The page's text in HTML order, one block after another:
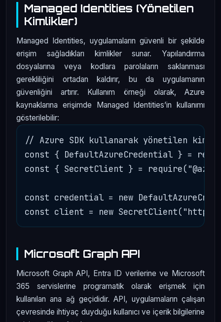
Managed Identities (Yönetilen
Kimlikler)
Managed Identities, uygulamaların güvenli bir şekilde
erişim sağladıkları kimlikler sunar. Yapılandırma
dosyalarına veya kodlara parolaların saklanması
gerekliliğini ortadan kaldırır, bu da uygulamanın
güvenliğini artırır. Kullanım örneği olarak, Azure
kaynaklarına erişimde Managed Identities’in kullanımı
gösterilebilir:
// Azure SDK kullanarak yönetilen
const { DefaultAzureCredential } =
const { SecretClient } =
const credential = new
Microsoft Graph API
Microsoft Graph API, Entra ID verilerine ve Microsoft
365 servislerine programatik olarak erişmek için
kullanılan ana ağ geçididir. API, uygulamaların çalışan
çevresinde ihtiyaç duyduğu kullanıcı ve içerik bilgilerine